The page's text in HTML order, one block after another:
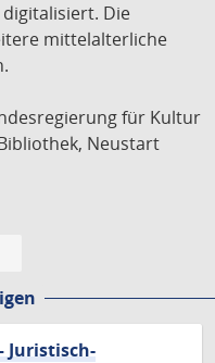
Die
mittelalterliche
für Kultur
Neustart
Juristisch-